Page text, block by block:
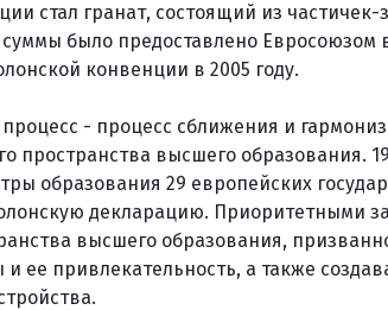
стал гранат, состоящий из
суммы было предоставлено
конвенции в 2005 году.
- процесс сближения и
пространства высшего образования.
образования 29 европейских
декларацию. Приоритетными
высшего образования,
ее привлекательность, а также